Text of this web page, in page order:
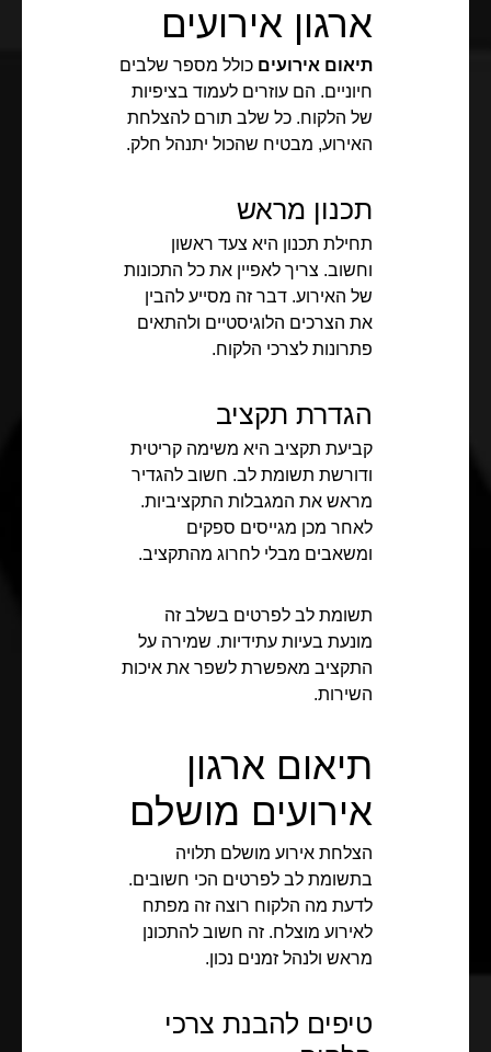
ארגון אירועים
תיאום אירועים כולל מספר שלבים
חיוניים. הם עוזרים לעמוד בציפיות
של הלקוח. כל שלב תורם להצלחת
האירוע, מבטיח שהכול יתנהל חלק.
תכנון מראש
תחילת תכנון היא צעד ראשון
וחשוב. צריך לאפיין את כל התכונות
של האירוע. דבר זה מסייע להבין
את הצרכים הלוגיסטיים ולהתאים
פתרונות לצרכי הלקוח.
הגדרת תקציב
קביעת תקציב היא משימה קריטית
ודורשת תשומת לב. חשוב להגדיר
מראש את המגבלות התקציביות.
לאחר מכן מגייסים ספקים
ומשאבים מבלי לחרוג מהתקציב.
תשומת לב לפרטים בשלב זה
מונעת בעיות עתידיות. שמירה על
התקציב מאפשרת לשפר את איכות
השירות.
תיאום ארגון
אירועים מושלם
הצלחת אירוע מושלם תלויה
בתשומת לב לפרטים הכי חשובים.
לדעת מה הלקוח רוצה זה מפתח
לאירוע מוצלח. זה חשוב להתכונן
מראש ולנהל זמנים נכון.
טיפים להבנת צרכי